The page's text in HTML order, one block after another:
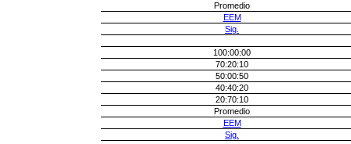
Promedio
EEM
Sig.
100:00:00
70:20:10
50:00:50
40:40:20
20:70:10
Promedio
EEM
Sig.